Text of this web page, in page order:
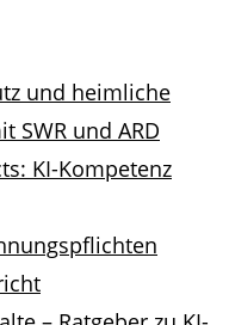
und heimliche
SWR und ARD
KI-Kompetenz